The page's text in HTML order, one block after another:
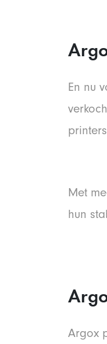
En nu
Met
hun
Argox